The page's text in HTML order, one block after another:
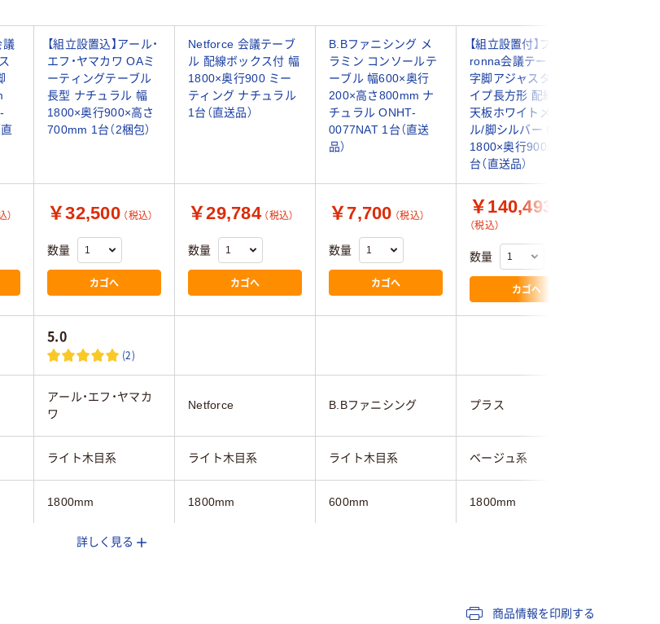
議
【組立設置込】アール・
エフ・ヤマカワ OAミ
ーティングテーブル
長型 ナチュラル 幅
1800×奥行900×高さ
700mm 1台（2梱包）
Netforce 会議テーブ
ル 配線ボックス付 幅
1800×奥行900 ミー
ティング ナチュラル
1台（直送品）
B.Bファニシング メ
ラミン コンソールテ
ーブル 幅600×奥行
200×高さ800mm ナ
チュラル ONHT-
0077NAT 1台（直送
品）
【組立設置付】プラス
ronna会議テーブルT
字脚アジャスタータ
イプ長方形 配線孔付
天板ホワイトメープ
ル/脚シルバー 幅
1800×奥行900mm 1
台（直送品）
） ￥32,500 （税込）
数量
カゴへ
￥29,784 （税込）
数量
カゴへ
￥7,700 （税込）
数量
カゴへ
￥140,493
（税込）
数量
カゴへ
5.0
(2)
アール・エフ・ヤマカ
ワ
Netforce B.Bファニシング プラス
ライト木目系 ライト木目系 ライト木目系 ベージュ系
1800mm 1800mm 600mm 1800mm
900mm詳しく見る
商品情報を印刷する